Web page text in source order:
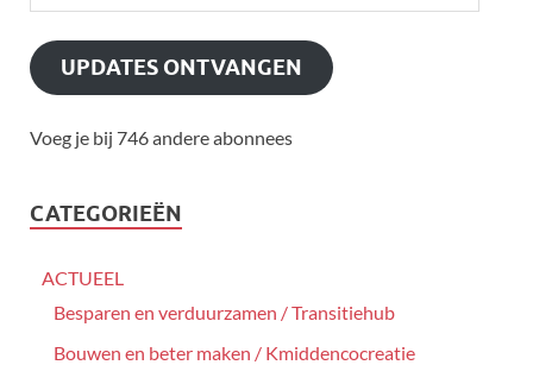
UPDATES ONTVANGEN
Voeg je bij 746 andere abonnees
CATEGORIEËN
ACTUEEL
Besparen en verduurzamen / Transitiehub
Bouwen en beter maken / Kmiddencocreatie